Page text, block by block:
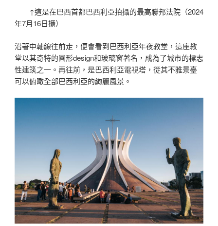
↑這是在巴西首都巴西利亞拍攝的最高聯邦法院（2024
年7月16日攝）
沿著中軸線往前走，便會看到巴西利亞年夜教堂，這座教
堂以其奇特的圓形design和玻璃窗著名，成為了城市的標志
性建筑之一。再往前，是巴西利亞電視塔，從其不雅景臺
可以俯瞰全部巴西利亞的絢麗風景。